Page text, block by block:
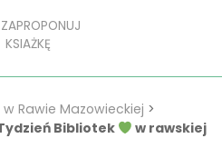
ZAPROPONUJ
KSIAŻKĘ
Rawie Mazowieckiej >
Bibliotek
w rawskiej